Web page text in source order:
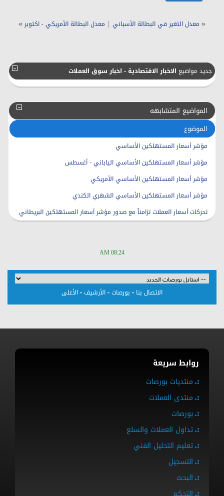
« معدل التغير في البطالة الأسباني | معدل البطالة الأمريكي - اكتوبر »
جديد مواضيع الاخبار الاقتصادية - اخبار سوق العملات
المواضيع المتشابهه
الموضوع
مؤشر أسعار المستهلكين الأساسي
مؤشر أسعار المستهلكين الأساسي الياباني - أغسطس
مؤشر أسعار المستهلكين الأساسي الأمريكي
مؤشر أسعار المستهلكين الأساسي الشهري الكندي
تحركات أسعار العملات تزامناً مع صدور مؤشر أسعار المستهلكين البريطاني
08:24 AM
الاتصال بنا - بورصات-الأرشيف-الأعلى
روابط سريعة
منتديات بورصات
منتدى العملات
بورصات
تداول العملات والسلع
تعليم التحليل الفني
التسجيل
البحث